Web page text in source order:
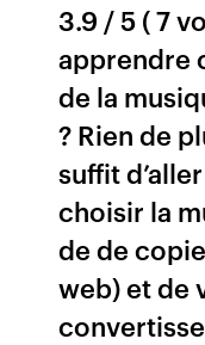
3.9 / 5 ( 7
apprendre
de la
? Rien de
suffit
choisir la
de de
web) et de